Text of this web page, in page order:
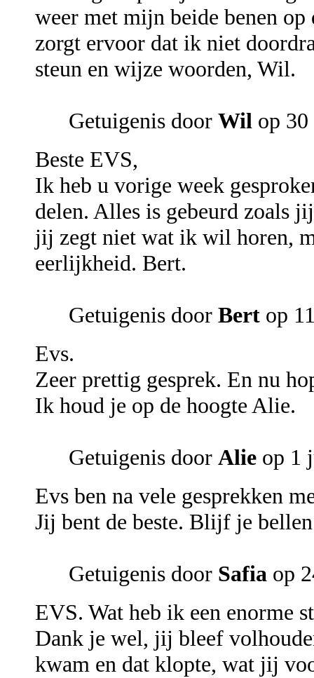
weer met mijn beide benen
zorgt ervoor dat ik niet
steun en wijze woorden, Wil.
Getuigenis door Wil op 30
Beste EVS,
Ik heb u vorige week
delen. Alles is gebeurd zoals
jij zegt niet wat ik wil horen,
eerlijkheid. Bert.
Getuigenis door Bert op
Evs.
Zeer prettig gesprek. En nu
Ik houd je op de hoogte Alie.
Getuigenis door Alie op 1
Evs ben na vele gesprekken
Jij bent de beste. Blijf je
Getuigenis door Safia op
EVS. Wat heb ik een enorme
Dank je wel, jij bleef
kwam en dat klopte, wat jij